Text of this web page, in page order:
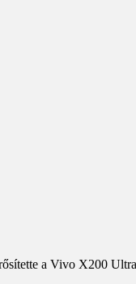
a Vivo X200